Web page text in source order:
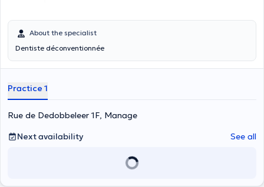
About the specialist
Dentiste déconventionnée
Practice 1
Rue de Dedobbeleer 1F, Manage
Next availability
See all